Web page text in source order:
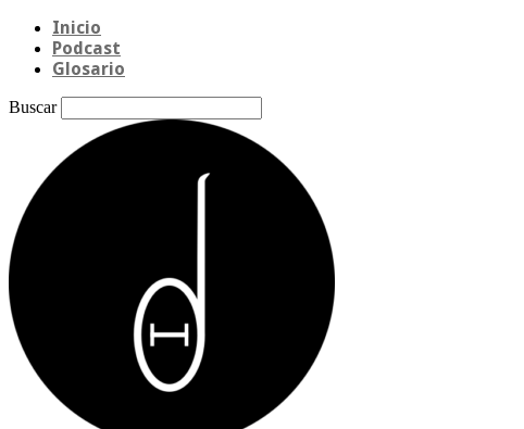
Inicio
Podcast
Glosario
Buscar